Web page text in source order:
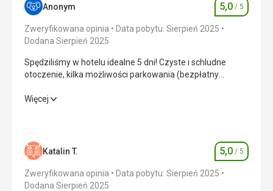
Anonym Ocena
5,0 / 5
Zweryfikowana opinia
Data pobytu: Sierpień 2025
Dodana Sierpień 2025
Spędziliśmy w hotelu idealne 5 dni! Czyste i schludne
otoczenie, kilka możliwości parkowania (bezpłatny
poziomie! Przyjazna obsługa!
Spędziliśmy w hotelu idealne 5 dni! Czyste i schludne
Wyżywienie 5,0/ 5
Zakwaterowanie
Więcej
Katalin T. Ocena
5,0 / 5
Zweryfikowana opinia
Data pobytu: Sierpień 2025
Dodana Sierpień 2025